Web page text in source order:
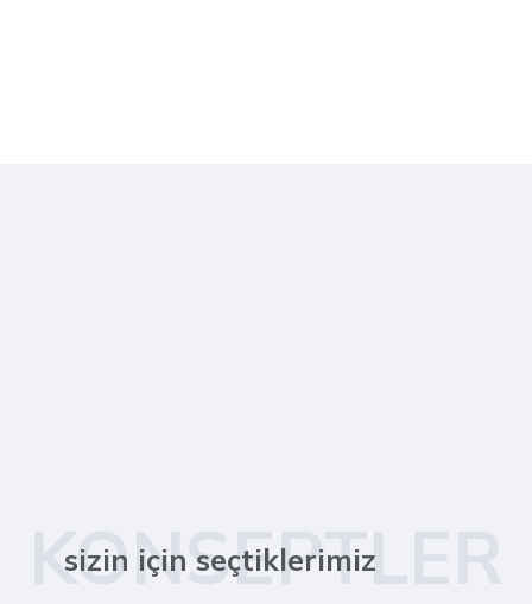
KONSEPTLER
sizin için seçtiklerimiz